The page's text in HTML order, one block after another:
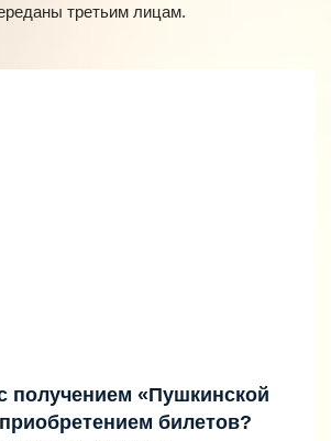
третьим лицам.
получением «Пушкинской
билетов?